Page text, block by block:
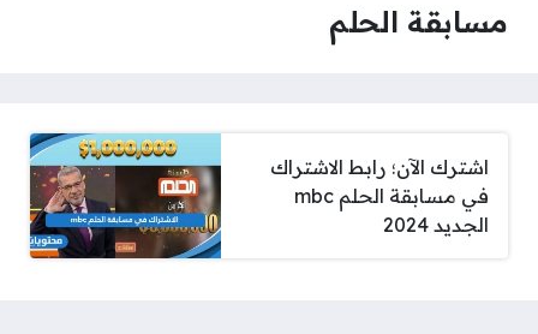
مسابقة الحلم
اشترك الآن؛ رابط الاشتراك
في مسابقة الحلم mbc
الجديد 2024